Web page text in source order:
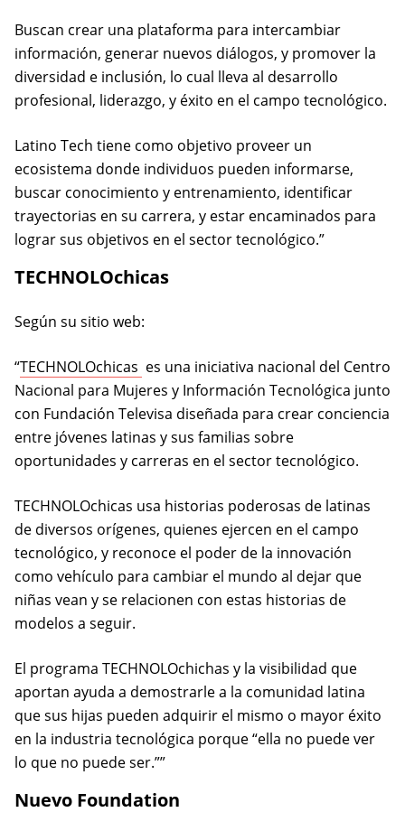
Buscan crear una plataforma para intercambiar
información, generar nuevos diálogos, y promover la
diversidad e inclusión, lo cual lleva al desarrollo
profesional, liderazgo, y éxito en el campo tecnológico.
Latino Tech tiene como objetivo proveer un
ecosistema donde individuos pueden informarse,
buscar conocimiento y entrenamiento, identificar
trayectorias en su carrera, y estar encaminados para
lograr sus objetivos en el sector tecnológico.”
TECHNOLOchicas
Según su sitio web:
“TECHNOLOchicas (opens in a new tab)
es una iniciativa nacional del Centro
Nacional para Mujeres y Información Tecnológica junto
con Fundación Televisa diseñada para crear conciencia
entre jóvenes latinas y sus familias sobre
oportunidades y carreras en el sector tecnológico.
TECHNOLOchicas usa historias poderosas de latinas
de diversos orígenes, quienes ejercen en el campo
tecnológico, y reconoce el poder de la innovación
como vehículo para cambiar el mundo al dejar que
niñas vean y se relacionen con estas historias de
modelos a seguir.
El programa TECHNOLOchichas y la visibilidad que
aportan ayuda a demostrarle a la comunidad latina
que sus hijas pueden adquirir el mismo o mayor éxito
en la industria tecnológica porque “ella no puede ver
lo que no puede ser.””
Nuevo Foundation